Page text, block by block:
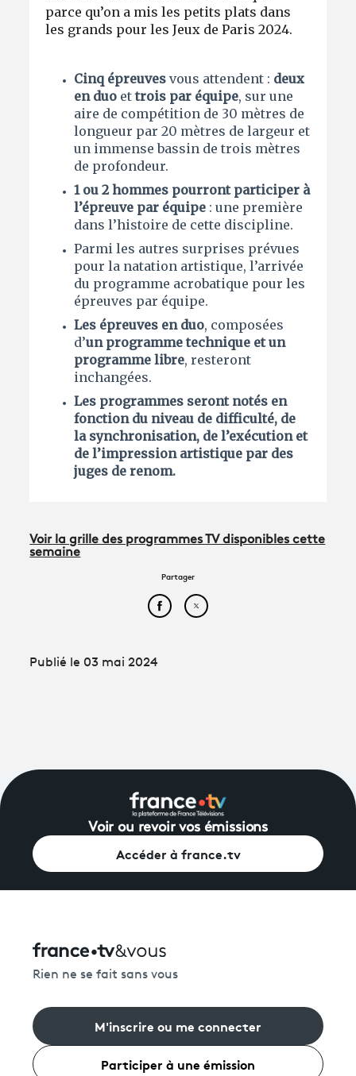
parce qu’on a mis les petits plats dans
les grands pour les Jeux de Paris 2024.
Cinq épreuves vous attendent : deux
en duo ettrois par équipe, sur une
aire de compétition de 30 mètres de
longueur par 20 mètres de largeur et
un immense bassin de trois mètres
de profondeur.
1 ou 2 hommes pourront participer à
l’épreuve par équipe : une première
dans l’histoire de cette discipline.
Parmi les autres surprises prévues
pour la natation artistique, l’arrivée
du programme acrobatique pour les
épreuves par équipe.
Les épreuves en duo, composées
d’un programme technique et un
programme libre, resteront
inchangées.
Les programmes seront notés en
fonction du niveau de difficulté, de
la synchronisation, de l’exécution et
de l’impression artistique par des
juges de renom.
Voir la grille des programmes TV disponibles cette
semaine
Partager
Partager cet article sur
Partager cet article sur
Publié le 03 mai 2024
Voir ou revoir vos émissions
Accéder à france.tv
Rien ne se fait sans vous
M'inscrire ou me connecter
Participer à une émission